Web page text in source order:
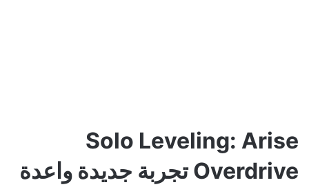
Solo Leveling: Arise
Overdrive تجربة جديدة واعدة